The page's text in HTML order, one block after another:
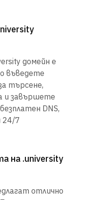
домейн е
въведете
търсене,
и завършете
DNS,
24/7
на .university
отлично